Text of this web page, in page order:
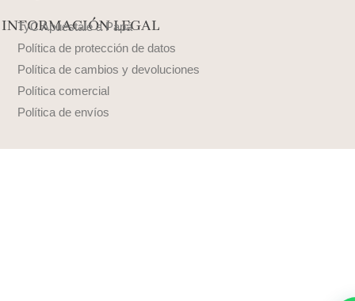
INFORMACIÓN LEGAL
TyC Apuéstale a Papá
Política de protección de datos
Política de cambios y devoluciones
Política comercial
Política de envíos